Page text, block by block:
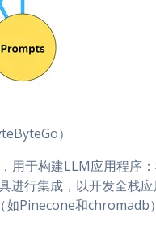
）
用于构建LLM应用程序
进行集成，以开发全栈
Pinecone和chromadb